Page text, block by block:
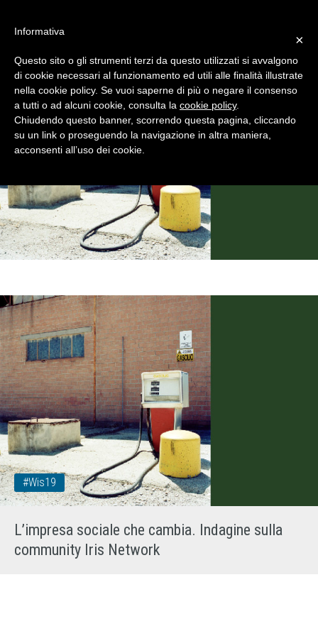
#WIS22
Home
Forum 2023
Chi siamo
#wis19
L’impresa sociale che cambia. Indagine sulla
community Iris Network
×
Informativa
Questo sito o gli strumenti terzi da questo utilizzati si avvalgono
di cookie necessari al funzionamento ed utili alle finalità illustrate
nella cookie policy. Se vuoi saperne di più o negare il consenso
a tutti o ad alcuni cookie, consulta la cookie policy.
Chiudendo questo banner, scorrendo questa pagina, cliccando
su un link o proseguendo la navigazione in altra maniera,
acconsenti all’uso dei cookie.